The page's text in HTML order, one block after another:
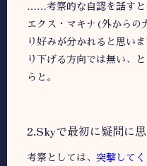
……考察的な自認を話すと
エクス・マキナ(外からの
り好みが分かれると思い
り下げる方向では無い、
らと。
2.︎︎︎Skyで最初に疑問に
考察としては、 突撃して